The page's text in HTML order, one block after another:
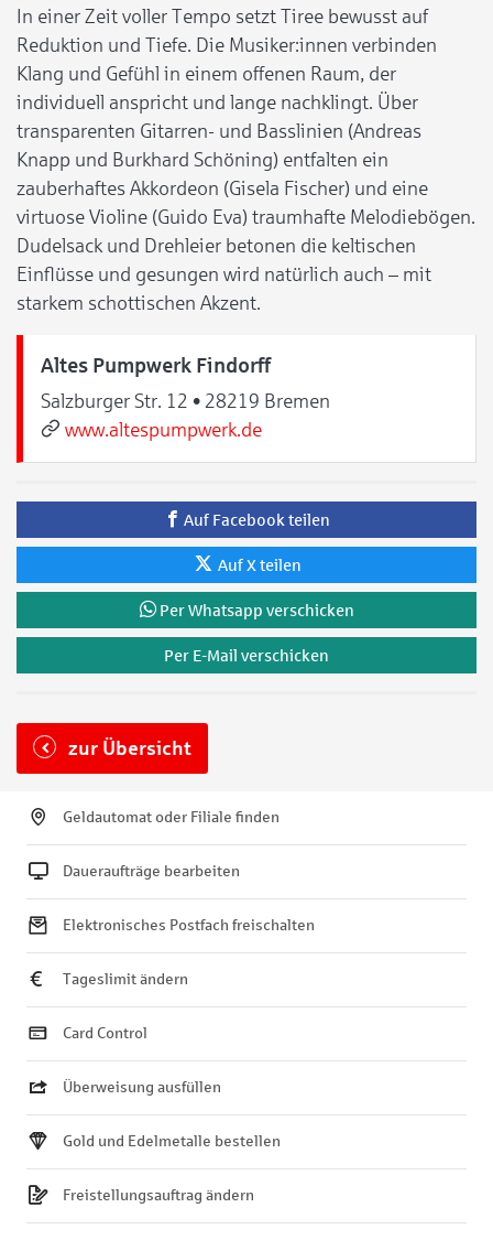
In einer Zeit voller Tempo setzt Tiree bewusst auf
Reduktion und Tiefe. Die Musiker:innen verbinden
Klang und Gefühl in einem offenen Raum, der
individuell anspricht und lange nachklingt. Über
transparenten Gitarren- und Basslinien (Andreas
Knapp und Burkhard Schöning) entfalten ein
zauberhaftes Akkordeon (Gisela Fischer) und eine
virtuose Violine (Guido Eva) traumhafte Melodiebögen.
Dudelsack und Drehleier betonen die keltischen
Einflüsse und gesungen wird natürlich auch – mit
starkem schottischen Akzent.
Altes Pumpwerk Findorff
Salzburger Str. 12 • 28219 Bremen
www.altespumpwerk.de
Auf Facebook teilen
Auf X teilen
Per Whatsapp verschicken
Per E-Mail verschicken
zur Übersicht
Geldautomat oder Filiale finden
Daueraufträge bearbeiten
Elektronisches Postfach freischalten
Tageslimit ändern
Card Control
Überweisung ausfüllen
Gold und Edelmetalle bestellen
Freistellungsauftrag ändern